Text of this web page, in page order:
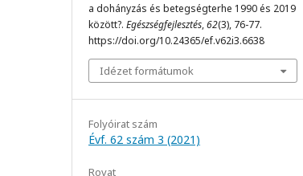
a dohányzás és betegségterhe 1990 és 2019
között?. Egészségfejlesztés,62(3), 76-77.
https://doi.org/10.24365/ef.v62i3.6638
Idézet formátumok
Folyóirat szám
Évf. 62 szám 3 (2021)
Rovat